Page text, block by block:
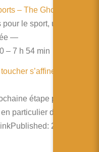
– The Ghost Howls
le sport, utilisant
—
– 7 h 54 min
s’affine –
étape pour la
particulier dans le
26 août